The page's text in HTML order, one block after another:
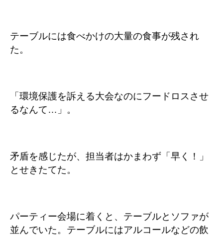
テーブルには食べかけの大量の食事が残され
た。
「環境保護を訴える大会なのにフードロスさせ
るなんて…」。
矛盾を感じたが、担当者はかまわず「早く！」
とせきたてた。
パーティー会場に着くと、テーブルとソファが
並んでいた。テーブルにはアルコールなどの飲